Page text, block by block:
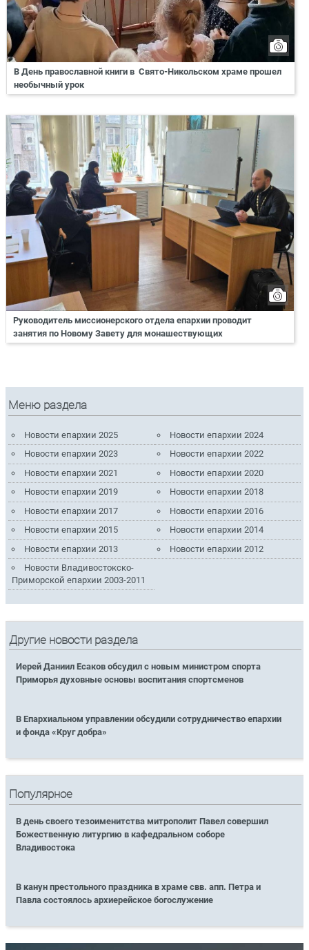
В День православной книги в Свято-Никольском храме прошел
необычный урок
Руководитель миссионерского отдела епархии проводит
занятия по Новому Завету для монашествующих
Меню раздела
Новости епархии 2025
Новости епархии 2024
Новости епархии 2023
Новости епархии 2022
Новости епархии 2021
Новости епархии 2020
Новости епархии 2019
Новости епархии 2018
Новости епархии 2017
Новости епархии 2016
Новости епархии 2015
Новости епархии 2014
Новости епархии 2013
Новости епархии 2012
Новости Владивостокско-
Приморской епархии 2003-2011
Другие новости раздела
Иерей Даниил Есаков обсудил с новым министром спорта
Приморья духовные основы воспитания спортсменов
В Епархиальном управлении обсудили сотрудничество епархии
и фонда «Круг добра»
Популярное
В день своего тезоименитства митрополит Павел совершил
Божественную литургию в кафедральном соборе
Владивостока
В канун престольного праздника в храме свв. апп. Петра и
Павла состоялось архиерейское богослужение